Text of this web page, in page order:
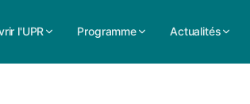
l'UPR Programme Actualités